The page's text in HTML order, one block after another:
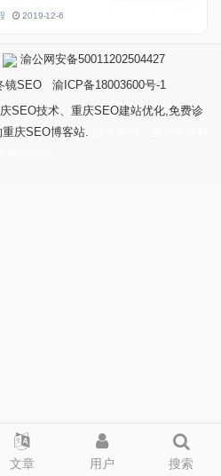
2019-12-6
文章 用户 搜索
渝公网安备50011202504427
镜SEO
渝ICP备18003600号-1
SEO技术、重庆SEO建站优化,免费诊
庆SEO博客站.